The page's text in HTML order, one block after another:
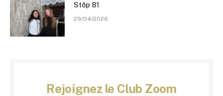
Stōp 81
29/04/2026
Rejoignez le Club Zoom